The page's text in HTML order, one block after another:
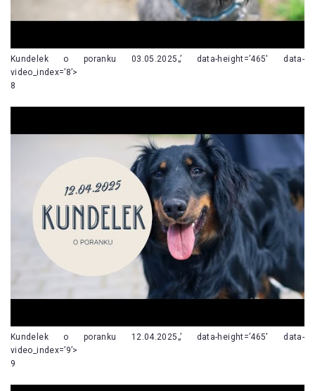
Kundelek o poranku 03.05.2025„’ data-height=’465′ data-
video_index=’8’>
8
Kundelek o poranku 12.04.2025„’ data-height=’465′ data-
video_index=’9’>
9